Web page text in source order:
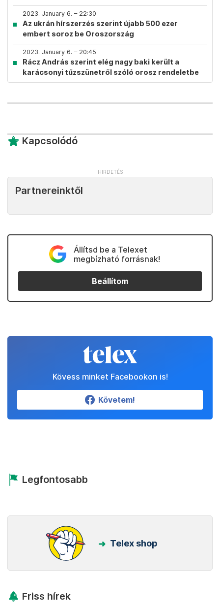
2023. January 6. – 22:30
Az ukrán hírszerzés szerint újabb 500 ezer
embert soroz be Oroszország
2023. January 6. – 20:45
Rácz András szerint elég nagy baki került a
karácsonyi tűzszünetről szóló orosz rendeletbe
Kapcsolódó
Partnereinktől
Állítsd be a Telexet
megbízható forrásnak!
Beállítom
Kövess minket Facebookon is!
Követem!
Legfontosabb
Telex shop
Friss hírek